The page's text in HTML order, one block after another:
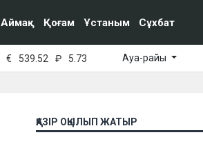
Аймақ Қоғам Ұстаным Сұхбат
€ 539.52 ₽ 5.73 Ауа-райы
ҚАЗІР ОҚЫЛЫП ЖАТЫР